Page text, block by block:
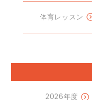
体育レッスン
2026年度